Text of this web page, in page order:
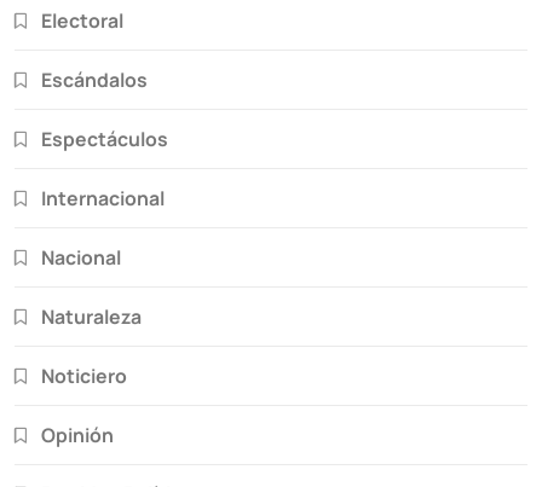
Electoral
Escándalos
Espectáculos
Internacional
Nacional
Naturaleza
Noticiero
Opinión